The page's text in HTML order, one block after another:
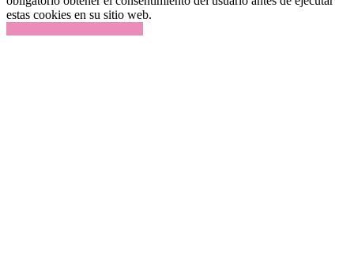
estas cookies en su sitio web.